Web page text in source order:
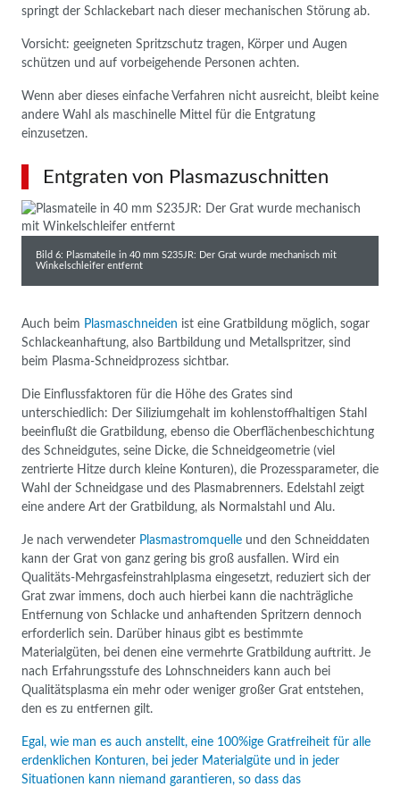
springt der Schlackebart nach dieser mechanischen Störung ab.
Vorsicht: geeigneten Spritzschutz tragen, Körper und Augen
schützen und auf vorbeigehende Personen achten.
Wenn aber dieses einfache Verfahren nicht ausreicht, bleibt keine
andere Wahl als maschinelle Mittel für die Entgratung
einzusetzen.
Entgraten von Plasmazuschnitten
Bild 6: Plasmateile in 40 mm S235JR: Der Grat wurde mechanisch mit
Winkelschleifer entfernt
Auch beim Plasmaschneiden ist eine Gratbildung möglich, sogar
Schlackeanhaftung, also Bartbildung und Metallspritzer, sind
beim Plasma-Schneidprozess sichtbar.
Die Einflussfaktoren für die Höhe des Grates sind
unterschiedlich: Der Siliziumgehalt im kohlenstoffhaltigen Stahl
beeinflußt die Gratbildung, ebenso die Oberflächenbeschichtung
des Schneidgutes, seine Dicke, die Schneidgeometrie (viel
zentrierte Hitze durch kleine Konturen), die Prozessparameter, die
Wahl der Schneidgase und des Plasmabrenners. Edelstahl zeigt
eine andere Art der Gratbildung, als Normalstahl und Alu.
Je nach verwendeter Plasmastromquelle und den Schneiddaten
kann der Grat von ganz gering bis groß ausfallen. Wird ein
Qualitäts-Mehrgasfeinstrahlplasma eingesetzt, reduziert sich der
Grat zwar immens, doch auch hierbei kann die nachträgliche
Entfernung von Schlacke und anhaftenden Spritzern dennoch
erforderlich sein. Darüber hinaus gibt es bestimmte
Materialgüten, bei denen eine vermehrte Gratbildung auftritt. Je
nach Erfahrungsstufe des Lohnschneiders kann auch bei
Qualitätsplasma ein mehr oder weniger großer Grat entstehen,
den es zu entfernen gilt.
Egal, wie man es auch anstellt, eine 100%ige Gratfreiheit für alle
erdenklichen Konturen, bei jeder Materialgüte und in jeder
Situationen kann niemand garantieren, so dass das